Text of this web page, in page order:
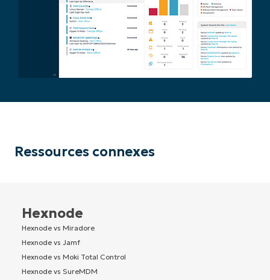
Ressources connexes
Hexnode
Hexnode vs Miradore
Hexnode vs Jamf
Hexnode vs Moki Total Control
Hexnode vs SureMDM